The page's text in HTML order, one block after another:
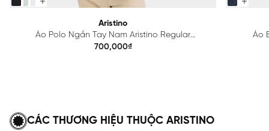
Aristino
Áo Polo Ngắn Tay Nam Aristino Regular
APS615EDP01
700,000₫
Áo
CÁC THƯƠNG HIỆU THUỘC ARISTINO